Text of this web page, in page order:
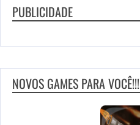
PUBLICIDADE
NOVOS GAMES PARA VOCÊ!!!